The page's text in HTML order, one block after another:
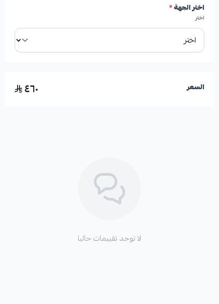
اختر الجهة*
اختر
السعر ٤٦٠
لا توجد تقييمات حاليا